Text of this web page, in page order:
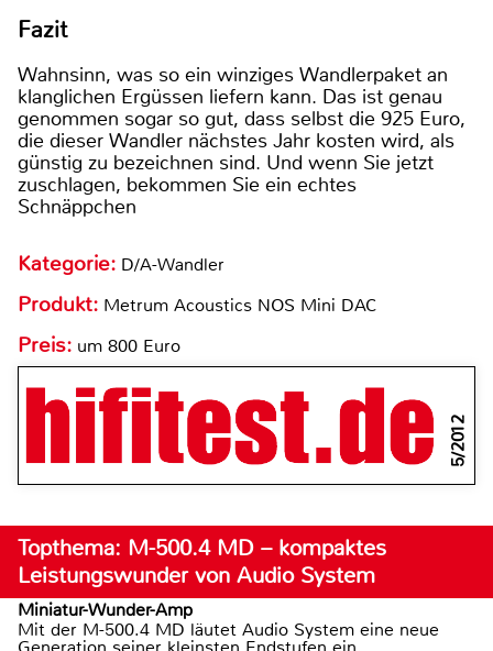
Fazit
Wahnsinn, was so ein winziges Wandlerpaket an
klanglichen Ergüssen liefern kann. Das ist genau
genommen sogar so gut, dass selbst die 925 Euro,
die dieser Wandler nächstes Jahr kosten wird, als
günstig zu bezeichnen sind. Und wenn Sie jetzt
zuschlagen, bekommen Sie ein echtes
Schnäppchen
Kategorie: D/A-Wandler
Produkt: Metrum Acoustics NOS Mini DAC
Preis: um 800 Euro
5/2012
Topthema: M-500.4 MD – kompaktes
Leistungswunder von Audio System
Miniatur-Wunder-Amp
Mit der M-500.4 MD läutet Audio System eine neue